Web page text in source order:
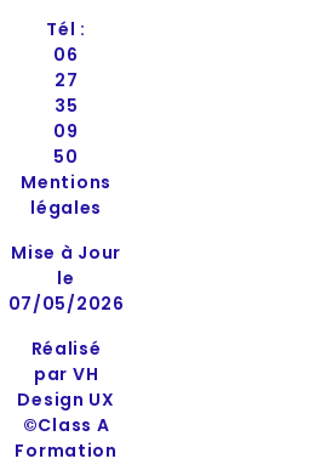
Tél :
06
27
35
09
50
Mentions
légales
Mise à Jour
le
07/05/2026
Réalisé
par VH
Design UX
©Class A
Formation